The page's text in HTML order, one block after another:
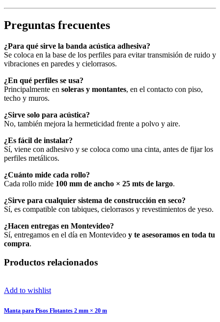
Preguntas frecuentes
¿Para qué sirve la banda acústica adhesiva?
Se coloca en la base de los perfiles para evitar transmisión de ruido y
vibraciones en paredes y cielorrasos.
¿En qué perfiles se usa?
Principalmente en soleras y montantes, en el contacto con piso,
techo y muros.
¿Sirve solo para acústica?
No, también mejora la hermeticidad frente a polvo y aire.
¿Es fácil de instalar?
Sí, viene con adhesivo y se coloca como una cinta, antes de fijar los
perfiles metálicos.
¿Cuánto mide cada rollo?
Cada rollo mide 100 mm de ancho × 25 mts de largo.
¿Sirve para cualquier sistema de construcción en seco?
Sí, es compatible con tabiques, cielorrasos y revestimientos de yeso.
¿Hacen entregas en Montevideo?
Sí, entregamos en el día en Montevideo y te asesoramos en toda tu
compra.
Productos relacionados
Add to wishlist
Manta para Pisos Flotantes 2 mm × 20 m